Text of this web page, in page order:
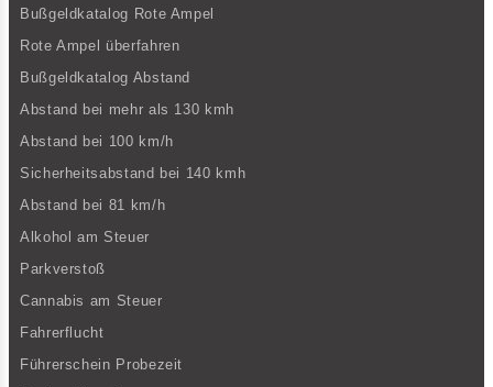
Bußgeldkatalog Rote Ampel
Rote Ampel überfahren
Bußgeldkatalog Abstand
Abstand bei mehr als 130 kmh
Abstand bei 100 km/h
Sicherheitsabstand bei 140 kmh
Abstand bei 81 km/h
Alkohol am Steuer
Parkverstoß
Cannabis am Steuer
Fahrerflucht
Führerschein Probezeit